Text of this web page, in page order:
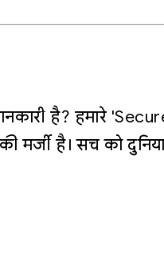
है? हमारे
मर्जी है। सच को